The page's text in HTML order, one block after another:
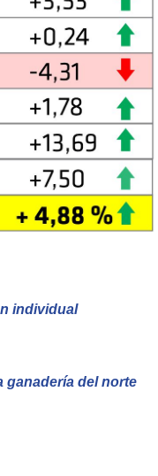
individual
ganadería del norte